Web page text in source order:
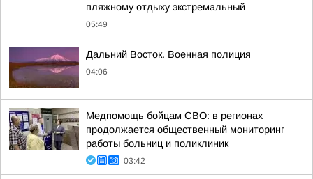
пляжному отдыху экстремальный
05:49
Дальний Восток. Военная полиция
04:06
Медпомощь бойцам СВО: в регионах
продолжается общественный мониторинг
работы больниц и поликлиник
03:42